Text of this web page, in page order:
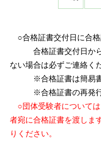
○合格証書交付日に合格
合格証書交付日から1
ない場合は必ずご連絡く
※合格証書は簡易書
※合格証書の再発行
○団体受験者について
者宛に合格証書を渡しま
りください。